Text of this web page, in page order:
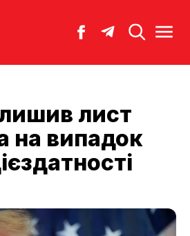
лист
на випадок